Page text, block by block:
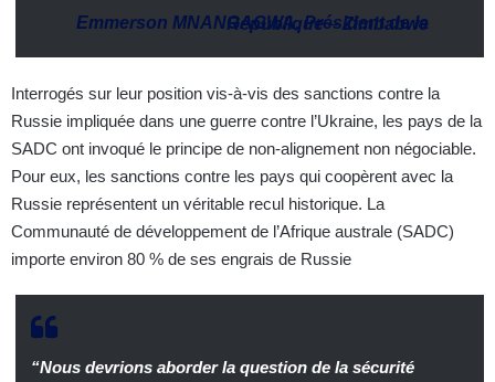
Emmerson MNANGAGWA,
Président de la République–Zimbabwe
Interrogés sur leur position vis-à-vis des sanctions contre la
Russie impliquée dans une guerre contre l’Ukraine, les pays de la
SADC ont invoqué le principe de non-alignement non négociable.
Pour eux, les sanctions contre les pays qui coopèrent avec la
Russie représentent un véritable recul historique. La
Communauté de développement de l’Afrique australe (SADC)
importe environ 80 % de ses engrais de Russie
“Nous devrions aborder la question de la sécurité